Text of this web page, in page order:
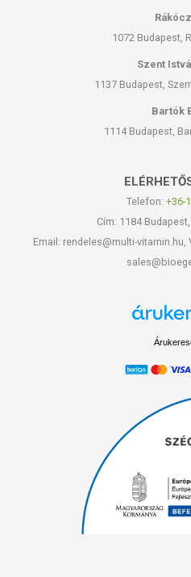
1072 Budapest,
Szent
1137 Budapest,
Bartók
1114 Budapest,
Telefon: +36-
Cím: 1184
Email: rendeles@multi-vitamin.hu,